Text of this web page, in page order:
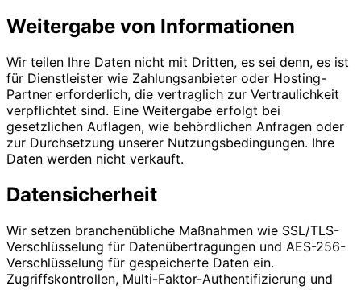
Weitergabe von Informationen
Wir teilen Ihre Daten nicht mit Dritten, es sei denn, es ist
für Dienstleister wie Zahlungsanbieter oder Hosting-
Partner erforderlich, die vertraglich zur Vertraulichkeit
verpflichtet sind. Eine Weitergabe erfolgt bei
gesetzlichen Auflagen, wie behördlichen Anfragen oder
zur Durchsetzung unserer Nutzungsbedingungen. Ihre
Daten werden nicht verkauft.
Datensicherheit
Wir setzen branchenübliche Maßnahmen wie SSL/TLS-
Verschlüsselung für Datenübertragungen und AES-256-
Verschlüsselung für gespeicherte Daten ein.
Zugriffskontrollen, Multi-Faktor-Authentifizierung und